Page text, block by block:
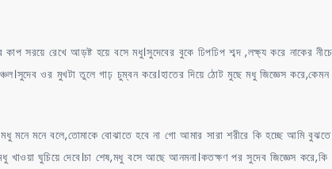
সরয়ে রেখে আড়ষ্ট হয়ে বসে মধু।সুদেবের বুকে ঢিপঢিপ শব্দ ,লক্ষ্য করে নাকের নীচে
ওর মুখটা তুলে গাঢ় চুম্বন করে।হাতের দিয়ে ঠোট মুছে মধু জিজ্ঞেস করে,কেমন
মনে মনে বলে,তোমাকে বোঝাতে হবে না গো আমার সারা শরীরে কি হচ্ছে আমি বুঝতে
ঘুচিয়ে দেবে।চা শেষ,মধু বসে আছে আনমনা।কতক্ষণ পর সুদেব জিজ্ঞেস করে,কি